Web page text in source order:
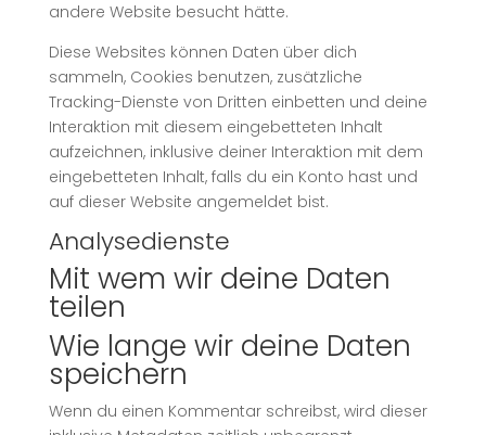
andere Website besucht hätte.
Diese Websites können Daten über dich
sammeln, Cookies benutzen, zusätzliche
Tracking-Dienste von Dritten einbetten und deine
Interaktion mit diesem eingebetteten Inhalt
aufzeichnen, inklusive deiner Interaktion mit dem
eingebetteten Inhalt, falls du ein Konto hast und
auf dieser Website angemeldet bist.
Analysedienste
Mit wem wir deine Daten
teilen
Wie lange wir deine Daten
speichern
Wenn du einen Kommentar schreibst, wird dieser